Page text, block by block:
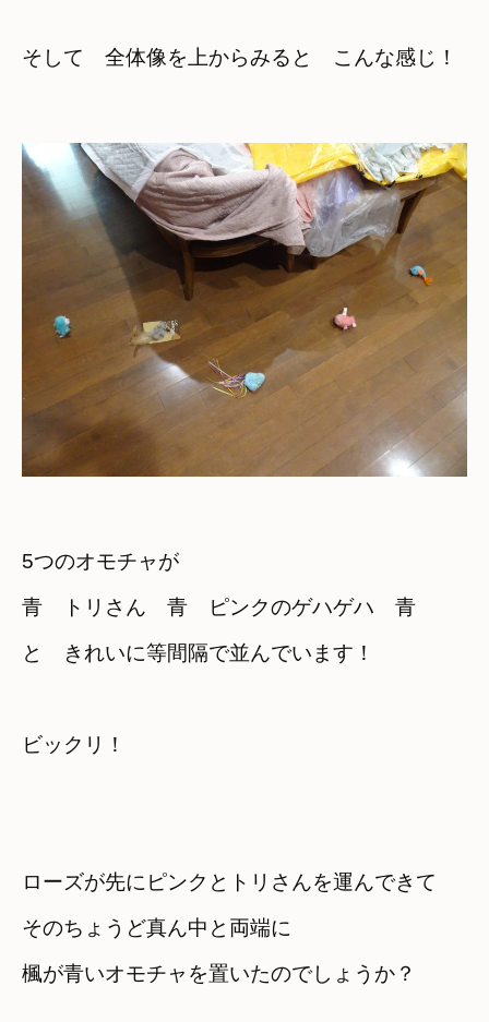
そして　全体像を上からみると　こんな感じ！
5つのオモチャが
青　トリさん　青　ピンクのゲハゲハ　青
と　きれいに等間隔で並んでいます！
ローズが先にピンクとトリさんを運んできて
そのちょうど真ん中と両端に
楓が青いオモチャを置いたのでしょうか？